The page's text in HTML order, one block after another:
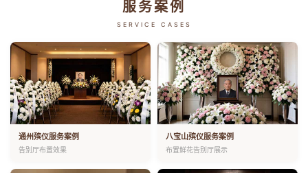
服务案例
SERVICE CASES
通州殡仪服务案例
告别厅布置效果
八宝山殡仪服务案例
布置鲜花告别厅展示